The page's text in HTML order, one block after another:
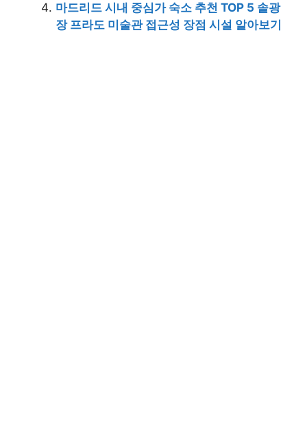
마드리드 시내 중심가 숙소 추천 TOP 5 솔광
장 프라도 미술관 접근성 장점 시설 알아보기